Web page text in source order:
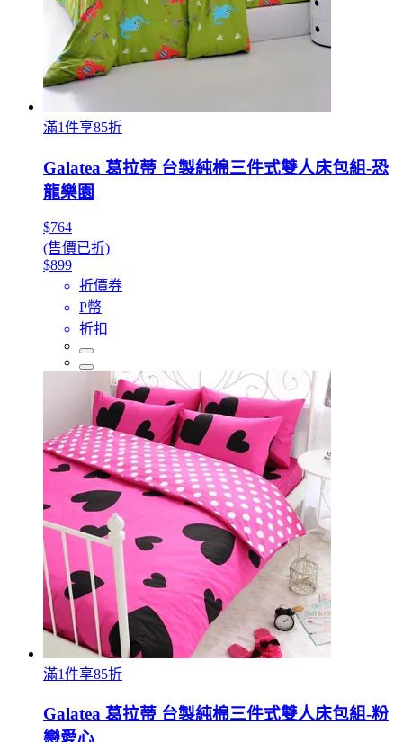
滿1件享85折
Galatea 葛拉蒂 台製純棉三件式雙人床包組-恐
龍樂園
$764
(售價已折)
$899
折價券
P幣
折扣
滿1件享85折
Galatea 葛拉蒂 台製純棉三件式雙人床包組-粉